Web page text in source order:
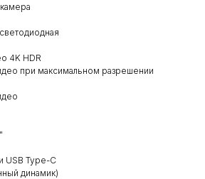
4K HDR
при максимальном разрешении
USB Type-C
динамик)